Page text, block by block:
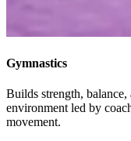
Gymnastics​​​​‌ ‍ ​‍​‍‌‍ ‌ ​‍‌‍‍‌‌‍‌ ‌‍‍‌‌‍ ‍​‍​‍​ ‍‍​‍​‍‌ ​ ‌‍​‌‌‍ ‍‌‍‍‌‌ ‌​‌ ‍‌​‍ ‍‌‍‍‌‌‍ ​‍​‍​‍ ​​‍​‍‌‍‍​‌ ​‍‌‍‌‌‌‍‌‍​‍​‍​ ‍‍​‍​‍‌‍‍​‌ ‌​‌ ‌​‌ ​​‌ ​ ​ ‍‍​‍ ​‍ ‌‍​ ‌‍‍​‌‍‌‌‌‍ ​‌ ​ ‌‍‌‌‌‍​‌‌ ​​‌‍‍‌‌‍‌‌‌ ​‍‌ ​ ​‍ ‍‌ ​ ‌‍​‌‌‍ ‍‌‍‍‌‌ ‌​‌ ‍‌​‍ ‍‌ ​ ‌ ‌​‌ ‌‌‌‍‌​‌‍‍‌‌‍ ​‍ ‌‍‍‌‌‍ ‍‌ ‌​‌‍‌‌‌‍ ‍‌ ‌​​‍ ‌‍‌‌‌‍‌​‌‍‍‌‌ ‌​​‍ ‌‍ ‌‌‍ ‌‍‌​‌‍‌‌​ ‌‌ ​​‌ ​‍‌‍‌‌‌ ​ ‌‍‌‌‌‍ ‍‌ ‌​‌‍​‌‌ ‌​‌‍‍‌‌‍ ‌‍ ‍​ ‍ ‌‍‍‌‌‍‌​​ ‌​ ‍‌​ ‍‌​ ​​​ ‍‌‌‍‌‌​ ‌‌‌‍‌​​ ‌‌​‍ ‌‌‍‌‍​ ​‍‌‍​‌​ ‍‌​‍ ‌​ ‌​​ ‍​‌‍‌‍‌‍​ ​‍ ‌‌‍​‌​ ‌ ​ ‍​​ ‌‌​‍ ‌‌‍​‍​ ‌‌‌‍‌​​ ‌ ​ ‌ ​ ​‍​ ‌‌​ ‌‍​ ‍​​ ​‌​ ​‌‌‍​‍​ ‍ ‌ ‌​‌ ‍‌‌ ​​‌‍‌‌​ ‌‌ ‌‍‌‍‌‌‌‍ ‍‌ ‌‌‌‍‌‌‌‌​ ‌‍ ​‌ ‌‌‌‍‌ ‌‌​​‌‍​‌‌‍‌ ‌‍‌‌​ ‍ ‌ ​​‌‍​‌‌ ‌​‌‍‍​​ ‌‌ ​​‌‍​‌‌‍‌ ‌‍‌‌‌​​‍‌ ‌‌‌‍‍‌‌‍ ​‌‍‌​‌‍‌‌‌ ​‍​‍‌‌​ ‌‌‌​​‍‌‌ ‌‍‍ ‌‍‌‌‌ ‍‌​‍‌‌​ ​ ‌​‌​​‍‌‌​ ​ ‌​‌​​‍‌‌​ ​‍​ ​‍​ ​​​ ‌‌‌‍​ ​ ‍‌​ ‌ ​ ​​​ ‍‌​ ‌ ​ ‌‍​ ​‍​ ​‍​ ​‌​‍‌‌​ ​‍​ ​‍​‍‌‌​ ‌‌‌​‌​​‍ ‍‌ ‌​‌‍​‌‌‍​‍‌ ​ ​‍‌‌​ ‌‌‌​​‍‌‌ ‌‍‍ ‌‍‌‌‌ ‍‌​‍‌‌​ ​ ‌​‌​​‍‌‌​ ​ ‌​‌​​‍‌‌​ ​‍​ ​‍‌‍‌‌‌‍‌​​ ‌‍‌‍‌​​ ​​​ ​‌​ ‌‌​ ​‍‌‍​‍​ ‌ ‌‍‌‌​ ​‌​‍‌‌​ ​‍​ ​‍​‍‌‌​ ‌‌‌​‌​​‍ ‍‌‍​ ‌‍ ‌‍ ‍‌ ‌​‌‍‌‌‌‍ ‍‌ ‌​​‍‌‌​ ‌‌‌​​‍‌‌ ‌‍‍ ‌‍‌‌‌ ‍‌​‍‌‌​ ​ ‌​‌​​‍‌‌​ ​ ‌​‌​​‍‌‌​ ​‍​ ​‍​ ‌​‌‍‌‍​ ‌‌‌‍​ ​ ​​​ ​‌‌‍​‌​ ​‍‌‍‌‍​ ‍​‌‍​‍‌‍‌​​‍‌‌​ ​‍​ ​‍​‍‌‌​ ‌‌‌​‌​​‍ ‍‌ ‌​‌‍‍‌‌ ‌​‌‍ ​‌‍‌‌​ ‌‍​‍‌‍​‌‌ ​ ‌‍‌‌‌‌‌‌‌ ​‍‌‍ ​​ ‌‌‍‍​‌ ‌​‌ ‌​‌ ​​‌ ​ ​‍‌‌​ ​ ‌​​‌​‍‌‌​ ​‍‌​‌‍​‍‌‌​ ​‍‌​‌‍‌‍​ ‌‍‍​‌‍‌‌‌‍ ​‌ ​ ‌‍‌‌‌‍​‌‌ ​​‌‍‍‌‌‍‌‌‌ ​‍‌ ​ ​‍ ‍‌ ​ ‌‍​‌‌‍ ‍‌‍‍‌‌ ‌​‌ ‍‌​‍ ‍‌ ​ ‌ ‌​‌ ‌‌‌‍‌​‌‍‍‌‌‍ ​‍‌‍‌‍‍‌‌‍‌​​ ‌​ ‍‌​ ‍‌​ ​​​ ‍‌‌‍‌‌​ ‌‌‌‍‌​​ ‌‌​‍ ‌‌‍‌‍​ ​‍‌‍​‌​ ‍‌​‍ ‌​ ‌​​ ‍​‌‍‌‍‌‍​ ​‍ ‌‌‍​‌​ ‌ ​ ‍​​ ‌‌​‍ ‌‌‍​‍​ ‌‌‌‍‌​​ ‌ ​ ‌ ​ ​‍​ ‌‌​ ‌‍​ ‍​​ ​‌​ ​‌‌‍​‍​‍‌‍‌ ‌​‌ ‍‌‌ ​​‌‍‌‌​ ‌‌ ‌‍‌‍‌‌‌‍ ‍‌ ‌‌‌‍‌‌‌‌​ ‌‍ ​‌ ‌‌‌‍‌ ‌‌​​‌‍​‌‌‍‌ ‌‍‌‌​‍‌‍‌ ​​‌‍​‌‌ ‌​‌‍‍​​ ‌‌ ​​‌‍​‌‌‍‌ ‌‍‌‌‌​​‍‌ ‌‌‌‍‍‌‌‍ ​‌‍‌​‌‍‌‌‌ ​‍​‍‌‌​ ‌‌‌​​‍‌‌ ‌‍‍ ‌‍‌‌‌ ‍‌​‍‌‌​ ​ ‌​‌​​‍‌‌​ ​ ‌​‌​​‍‌‌​ ​‍​ ​‍​ ​​​ ‌‌‌‍​ ​ ‍‌​ ‌ ​ ​​​ ‍‌​ ‌ ​ ‌‍​ ​‍​ ​‍​ ​‌​‍‌‌​ ​‍​ ​‍​‍‌‌​ ‌‌‌​‌​​‍ ‍‌ ‌​‌‍​‌‌‍​‍‌ ​ ​‍‌‌​ ‌‌‌​​‍‌‌ ‌‍‍ ‌‍‌‌‌ ‍‌​‍‌‌​ ​ ‌​‌​​‍‌‌​ ​ ‌​‌​​‍‌‌​ ​‍​ ​‍‌‍‌‌‌‍‌​​ ‌‍‌‍‌​​ ​​​ ​‌​ ‌‌​ ​‍‌‍​‍​ ‌ ‌‍‌‌​ ​‌​‍‌‌​ ​‍​ ​‍​‍‌‌​ ‌‌‌​‌​​‍ ‍‌‍​ ‌‍ ‌‍ ‍‌ ‌​‌‍‌‌‌‍ ‍‌ ‌​​‍‌‌​ ‌‌‌​​‍‌‌ ‌‍‍ ‌‍‌‌‌ ‍‌​‍‌‌​ ​ ‌​‌​​‍‌‌​ ​ ‌​‌​​‍‌‌​ ​‍​ ​‍​ ‌​‌‍‌‍​ ‌‌‌‍​ ​ ​​​ ​‌‌‍​‌​ ​‍‌‍‌‍​ ‍​‌‍​‍‌‍‌​​‍‌‌​ ​‍​ ​‍​‍‌‌​ ‌‌‌​‌​​‍ ‍‌ ‌​‌‍‍‌‌ ‌​‌‍ ​‌‍‌‌​‍‌‍‌ ​​‌‍‌‌‌ ​‍‌ ​ ‌ ​​‌‍‌‌‌‍​ ‌ ‌​‌‍‍‌‌ ‌‍‌‍‌‌​ ‌‌ ​​‌ ‌‌‌‍​‍‌‍ ​‌‍‍‌‌ ​ ‌‍‍​‌‍‌‌‌‍‌​​‍​‍‌ ‌
Builds strength,
environment led by
movement.​​​​‌ ‍ ​‍​‍‌‍ ‌ ​‍‌‍‍‌‌‍‌ ‌‍‍‌‌‍ ‍​‍​‍​ ‍‍​‍​‍‌ ​ ‌‍​‌‌‍ ‍‌‍‍‌‌ ‌​‌ ‍‌​‍ ‍‌‍‍‌‌‍ ​‍​‍​‍ ​​‍​‍‌‍‍​‌ ​‍‌‍‌‌‌‍‌‍​‍​‍​ ‍‍​‍​‍‌‍‍​‌ ‌​‌ ‌​‌ ​​‌ ​ ​ ‍‍​‍ ​‍ ‌‍​ ‌‍‍​‌‍‌‌‌‍ ​‌ ​ ‌‍‌‌‌‍​‌‌ ​​‌‍‍‌‌‍‌‌‌ ​‍‌ ​ ​‍ ‍‌ ​ ‌‍​‌‌‍ ‍‌‍‍‌‌ ‌​‌ ‍‌​‍ ‍‌ ​ ‌ ‌​‌ ‌‌‌‍‌​‌‍‍‌‌‍ ​‍ ‌‍‍‌‌‍ ‍‌ ‌​‌‍‌‌‌‍ ‍‌ ‌​​‍ ‌‍‌‌‌‍‌​‌‍‍‌‌ ‌​​‍ ‌‍ ‌‌‍ ‌‍‌​‌‍‌‌​ ‌‌ ​​‌ ​‍‌‍‌‌‌ ​ ‌‍‌‌‌‍ ‍‌ ‌​‌‍​‌‌ ‌​‌‍‍‌‌‍ ‌‍ ‍​ ‍ ‌‍‍‌‌‍‌​​ ‌​ ‍‌​ ‍‌​ ​​​ ‍‌‌‍‌‌​ ‌‌‌‍‌​​ ‌‌​‍ ‌‌‍‌‍​ ​‍‌‍​‌​ ‍‌​‍ ‌​ ‌​​ ‍​‌‍‌‍‌‍​ ​‍ ‌‌‍​‌​ ‌ ​ ‍​​ ‌‌​‍ ‌‌‍​‍​ ‌‌‌‍‌​​ ‌ ​ ‌ ​ ​‍​ ‌‌​ ‌‍​ ‍​​ ​‌​ ​‌‌‍​‍​ ‍ ‌ ‌​‌ ‍‌‌ ​​‌‍‌‌​ ‌‌ ‌‍‌‍‌‌‌‍ ‍‌ ‌‌‌‍‌‌‌‌​ ‌‍ ​‌ ‌‌‌‍‌ ‌‌​​‌‍​‌‌‍‌ ‌‍‌‌​ ‍ ‌ ​​‌‍​‌‌ ‌​‌‍‍​​ ‌‌ ​​‌‍​‌‌‍‌ ‌‍‌‌‌​​‍‌ ‌‌‌‍‍‌‌‍ ​‌‍‌​‌‍‌‌‌ ​‍​‍‌‌​ ‌‌‌​​‍‌‌ ‌‍‍ ‌‍‌‌‌ ‍‌​‍‌‌​ ​ ‌​‌​​‍‌‌​ ​ ‌​‌​​‍‌‌​ ​‍​ ​‍​ ​​​ ‌‌‌‍​ ​ ‍‌​ ‌ ​ ​​​ ‍‌​ ‌ ​ ‌‍​ ​‍​ ​‍​ ​‌​‍‌‌​ ​‍​ ​‍​‍‌‌​ ‌‌‌​‌​​‍ ‍‌ ‌​‌‍​‌‌‍​‍‌ ​ ​‍‌‌​ ‌‌‌​​‍‌‌ ‌‍‍ ‌‍‌‌‌ ‍‌​‍‌‌​ ​ ‌​‌​​‍‌‌​ ​ ‌​‌​​‍‌‌​ ​‍​ ​‍‌‍‌‌‌‍‌​​ ‌‍‌‍‌​​ ​​​ ​‌​ ‌‌​ ​‍‌‍​‍​ ‌ ‌‍‌‌​ ​‌​‍‌‌​ ​‍​ ​‍​‍‌‌​ ‌‌‌​‌​​‍ ‍‌‍​ ‌‍ ‌‍ ‍‌ ‌​‌‍‌‌‌‍ ‍‌ ‌​​‍‌‌​ ‌‌‌​​‍‌‌ ‌‍‍ ‌‍‌‌‌ ‍‌​‍‌‌​ ​ ‌​‌​​‍‌‌​ ​ ‌​‌​​‍‌‌​ ​‍​ ​‍​ ‌​‌‍‌‍​ ‌‌‌‍​ ​ ​​​ ​‌‌‍​‌​ ​‍‌‍‌‍​ ‍​‌‍​‍‌‍‌​​‍‌‌​ ​‍​ ​‍​‍‌‌​ ‌‌‌​‌​​‍ ‍‌ ​‍‌‍‍‌‌‍​ ‌‍‍​‌‌‌​‌‍‌‌‌ ‍​‌ ‌​​‍‌‌​ ‌‌‌​​‍‌‌ ‌‍‍ ‌‍‌‌‌ ‍‌​‍‌‌​ ​ ‌​‌​​‍‌‌​ ​ ‌​‌​​‍‌‌​ ​‍​ ​‍​ ‌​‌‍​ ‌‍‌‌‌‍​‌​ ‍‌​ ​​‌‍​ ​ ​‌‌‍‌‌​ ‌ ​ ‍​​ ​‌​‍‌‌​ ​‍​ ​‍​‍‌‌​ ‌‌‌​‌​​‍ ‍‌‍​ ‌‍‍​‌‍‍‌‌‍ ​‌‍‌​‌ ​‍‌‍‌‌‌‍ ‍​‍‌‌​ ‌‌‌​​‍‌‌ ‌‍‍ ‌‍‌‌‌ ‍‌​‍‌‌​ ​ ‌​‌​​‍‌‌​ ​ ‌​‌​​‍‌‌​ ​‍​ ​‍​ ‌‍‌‍‌‍​ ‌‍‌‍​‌‌‍‌‍​ ‌ ‌‍​‌‌‍‌​​ ‍​​ ​​‌‍‌‌​ ​‌​‍‌‌​ ​‍​ ​‍​‍‌‌​ ‌‌‌​‌​​‍ ‍‌ ‌​‌‍‌‌‌ ‍​‌ ‌​​ ‌‍​‍‌‍​‌‌ ​ ‌‍‌‌‌‌‌‌‌ ​‍‌‍ ​​ ‌‌‍‍​‌ ‌​‌ ‌​‌ ​​‌ ​ ​‍‌‌​ ​ ‌​​‌​‍‌‌​ ​‍‌​‌‍​‍‌‌​ ​‍‌​‌‍‌‍​ ‌‍‍​‌‍‌‌‌‍ ​‌ ​ ‌‍‌‌‌‍​‌‌ ​​‌‍‍‌‌‍‌‌‌ ​‍‌ ​ ​‍ ‍‌ ​ ‌‍​‌‌‍ ‍‌‍‍‌‌ ‌​‌ ‍‌​‍ ‍‌ ​ ‌ ‌​‌ ‌‌‌‍‌​‌‍‍‌‌‍ ​‍‌‍‌‍‍‌‌‍‌​​ ‌​ ‍‌​ ‍‌​ ​​​ ‍‌‌‍‌‌​ ‌‌‌‍‌​​ ‌‌​‍ ‌‌‍‌‍​ ​‍‌‍​‌​ ‍‌​‍ ‌​ ‌​​ ‍​‌‍‌‍‌‍​ ​‍ ‌‌‍​‌​ ‌ ​ ‍​​ ‌‌​‍ ‌‌‍​‍​ ‌‌‌‍‌​​ ‌ ​ ‌ ​ ​‍​ ‌‌​ ‌‍​ ‍​​ ​‌​ ​‌‌‍​‍​‍‌‍‌ ‌​‌ ‍‌‌ ​​‌‍‌‌​ ‌‌ ‌‍‌‍‌‌‌‍ ‍‌ ‌‌‌‍‌‌‌‌​ ‌‍ ​‌ ‌‌‌‍‌ ‌‌​​‌‍​‌‌‍‌ ‌‍‌‌​‍‌‍‌ ​​‌‍​‌‌ ‌​‌‍‍​​ ‌‌ ​​‌‍​‌‌‍‌ ‌‍‌‌‌​​‍‌ ‌‌‌‍‍‌‌‍ ​‌‍‌​‌‍‌‌‌ ​‍​‍‌‌​ ‌‌‌​​‍‌‌ ‌‍‍ ‌‍‌‌‌ ‍‌​‍‌‌​ ​ ‌​‌​​‍‌‌​ ​ ‌​‌​​‍‌‌​ ​‍​ ​‍​ ​​​ ‌‌‌‍​ ​ ‍‌​ ‌ ​ ​​​ ‍‌​ ‌ ​ ‌‍​ ​‍​ ​‍​ ​‌​‍‌‌​ ​‍​ ​‍​‍‌‌​ ‌‌‌​‌​​‍ ‍‌ ‌​‌‍​‌‌‍​‍‌ ​ ​‍‌‌​ ‌‌‌​​‍‌‌ ‌‍‍ ‌‍‌‌‌ ‍‌​‍‌‌​ ​ ‌​‌​​‍‌‌​ ​ ‌​‌​​‍‌‌​ ​‍​ ​‍‌‍‌‌‌‍‌​​ ‌‍‌‍‌​​ ​​​ ​‌​ ‌‌​ ​‍‌‍​‍​ ‌ ‌‍‌‌​ ​‌​‍‌‌​ ​‍​ ​‍​‍‌‌​ ‌‌‌​‌​​‍ ‍‌‍​ ‌‍ ‌‍ ‍‌ ‌​‌‍‌‌‌‍ ‍‌ ‌​​‍‌‌​ ‌‌‌​​‍‌‌ ‌‍‍ ‌‍‌‌‌ ‍‌​‍‌‌​ ​ ‌​‌​​‍‌‌​ ​ ‌​‌​​‍‌‌​ ​‍​ ​‍​ ‌​‌‍‌‍​ ‌‌‌‍​ ​ ​​​ ​‌‌‍​‌​ ​‍‌‍‌‍​ ‍​‌‍​‍‌‍‌​​‍‌‌​ ​‍​ ​‍​‍‌‌​ ‌‌‌​‌​​‍ ‍‌ ​‍‌‍‍‌‌‍​ ‌‍‍​‌‌‌​‌‍‌‌‌ ‍​‌ ‌​​‍‌‌​ ‌‌‌​​‍‌‌ ‌‍‍ ‌‍‌‌‌ ‍‌​‍‌‌​ ​ ‌​‌​​‍‌‌​ ​ ‌​‌​​‍‌‌​ ​‍​ ​‍​ ‌​‌‍​ ‌‍‌‌‌‍​‌​ ‍‌​ ​​‌‍​ ​ ​‌‌‍‌‌​ ‌ ​ ‍​​ ​‌​‍‌‌​ ​‍​ ​‍​‍‌‌​ ‌‌‌​‌​​‍ ‍‌‍​ ‌‍‍​‌‍‍‌‌‍ ​‌‍‌​‌ ​‍‌‍‌‌‌‍ ‍​‍‌‌​ ‌‌‌​​‍‌‌ ‌‍‍ ‌‍‌‌‌ ‍‌​‍‌‌​ ​ ‌​‌​​‍‌‌​ ​ ‌​‌​​‍‌‌​ ​‍​ ​‍​ ‌‍‌‍‌‍​ ‌‍‌‍​‌‌‍‌‍​ ‌ ‌‍​‌‌‍‌​​ ‍​​ ​​‌‍‌‌​ ​‌​‍‌‌​ ​‍​ ​‍​‍‌‌​ ‌‌‌​‌​​‍ ‍‌ ‌​‌‍‌‌‌ ‍​‌ ‌​​‍‌‍‌ ​​‌‍‌‌‌ ​‍‌ ​ ‌ ​​‌‍‌‌‌‍​ ‌ ‌​‌‍‍‌‌ ‌‍‌‍‌‌​ ‌‌ ​​‌ ‌‌‌‍​‍‌‍ ​‌‍‍‌‌ ​ ‌‍‍​‌‍‌‌‌‍‌​​‍​‍‌ ‌